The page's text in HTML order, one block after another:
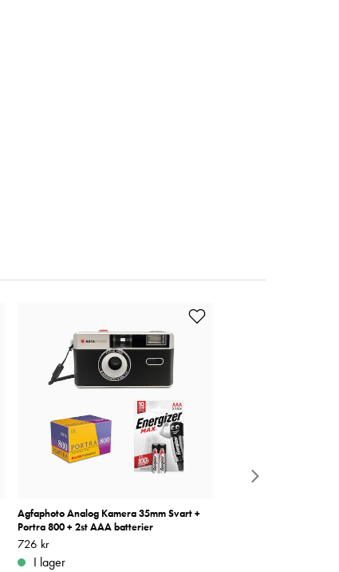
Agfaphoto Analog Kamera 35mm Svart +
Portra 800 + 2st AAA batterier
Pris: 726 kr
726 kr
I lager